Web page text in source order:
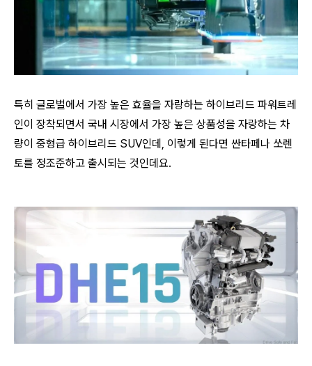
특히 글로벌에서 가장 높은 효율을 자랑하는 하이브리드 파워트레
인이 장착되면서 국내 시장에서 가장 높은 상품성을 자랑하는 차
량이 중형급 하이브리드 SUV인데, 이렇게 된다면 싼타페나 쏘렌
토를 정조준하고 출시되는 것인데요.